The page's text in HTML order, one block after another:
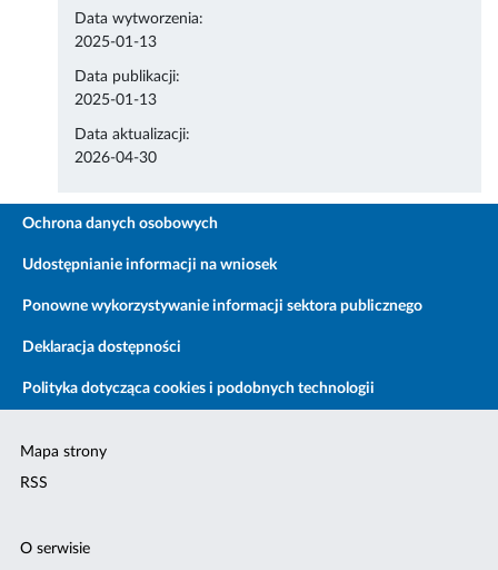
Data wytworzenia:
2025-01-13
Data publikacji:
2025-01-13
Data aktualizacji:
2026-04-30
Ochrona danych osobowych
Udostępnianie informacji na wniosek
Ponowne wykorzystywanie informacji sektora publicznego
Deklaracja dostępności
Polityka dotycząca cookies i podobnych technologii
Mapa strony
RSS
O serwisie